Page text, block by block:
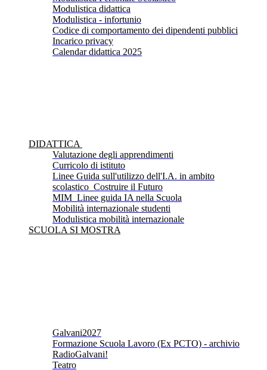
Modulistica didattica
Modulistica - infortunio
Codice di comportamento dei dipendenti pubblici
Incarico privacy
Calendar didattica 2025
DIDATTICA
Valutazione degli apprendimenti
Curricolo di istituto
Linee Guida sull'utilizzo dell'I.A. in ambito
scolastico_Costruire il Futuro
MIM_Linee guida IA nella Scuola
Mobilità internazionale studenti
Modulistica mobilità internazionale
SCUOLA SI MOSTRA
Galvani2027
Formazione Scuola Lavoro (Ex PCTO) - archivio
RadioGalvani!
Teatro